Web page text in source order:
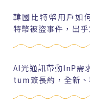
韓國比特幣用戶如
特幣被盜事件，出
AI光通訊帶動InP需
tum簽長約，全新